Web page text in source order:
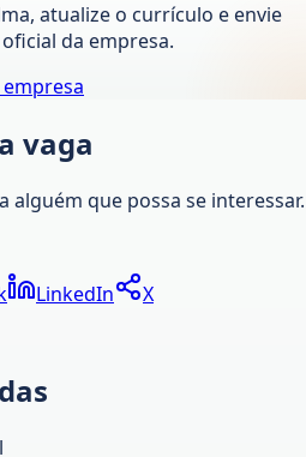
atualize o currículo e envie
da empresa.
vaga
alguém que possa se interessar.
LinkedIn X